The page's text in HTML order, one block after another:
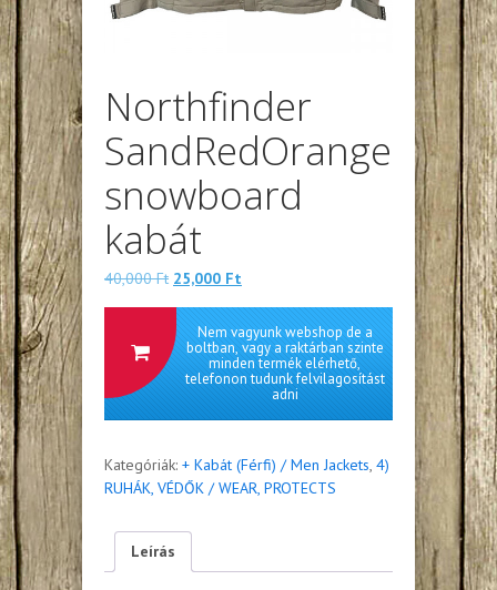
Northfinder
SandRedOrange
snowboard
kabát
40,000Ft Eredeti
40,000 Ft.
25,000 Ft
25,000 Ft.
Nem vagyunk webshop de a
boltban, vagy a raktárban szinte
minden termék elérhető,
telefonon tudunk felvilagosítást
adni
Kategóriák: + Kabát (Férfi) / Men Jackets, 4)
RUHÁK, VÉDŐK / WEAR, PROTECTS
Leírás